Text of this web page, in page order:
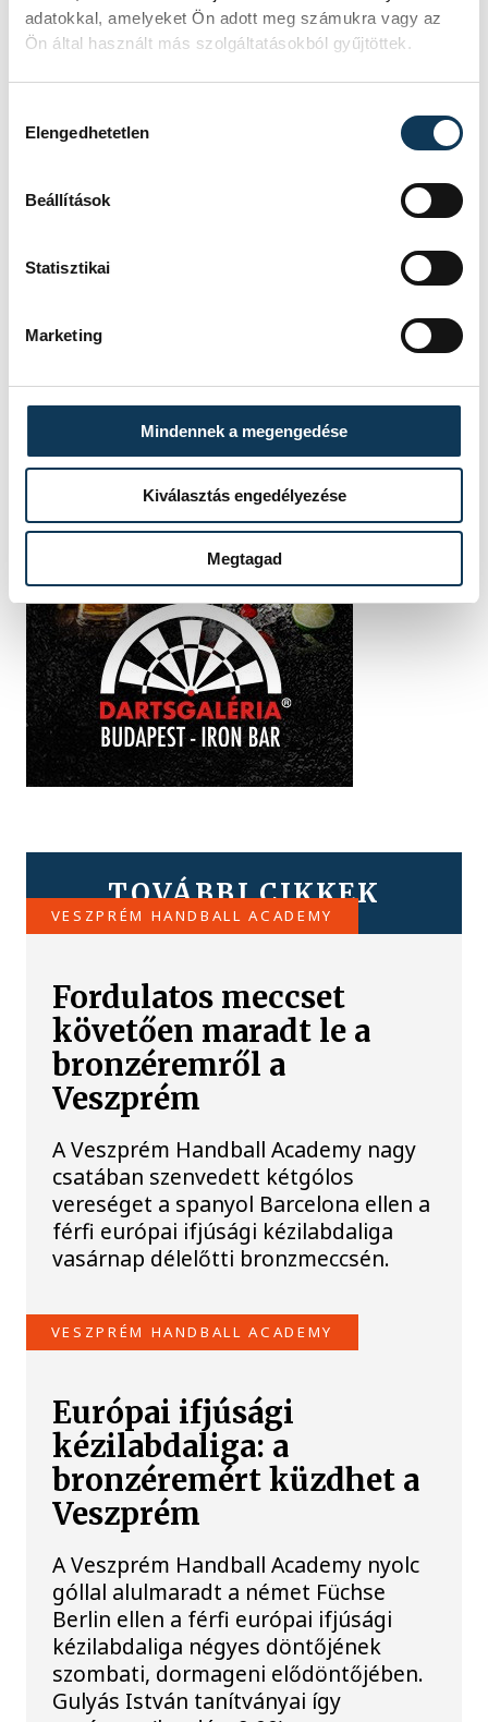
adatokkal, amelyeket Ön adott meg számukra vagy az
Ön által használt más szolgáltatásokból gyűjtöttek.
Elengedhetetlen
Beállítások
Statisztikai
Marketing
Mindennek a megengedése
Kiválasztás engedélyezése
Megtagad
TOVÁBBI CIKKEK
VESZPRÉM HANDBALL ACADEMY
Fordulatos meccset
követően maradt le a
bronzéremről a
Veszprém
A Veszprém Handball Academy nagy
csatában szenvedett kétgólos
vereséget a spanyol Barcelona ellen a
férfi európai ifjúsági kézilabdaliga
vasárnap délelőtti bronzmeccsén.
VESZPRÉM HANDBALL ACADEMY
Európai ifjúsági
kézilabdaliga: a
bronzéremért küzdhet a
Veszprém
A Veszprém Handball Academy nyolc
góllal alulmaradt a német Füchse
Berlin ellen a férfi európai ifjúsági
kézilabdaliga négyes döntőjének
szombati, dormageni elődöntőjében.
Gulyás István tanítványai így